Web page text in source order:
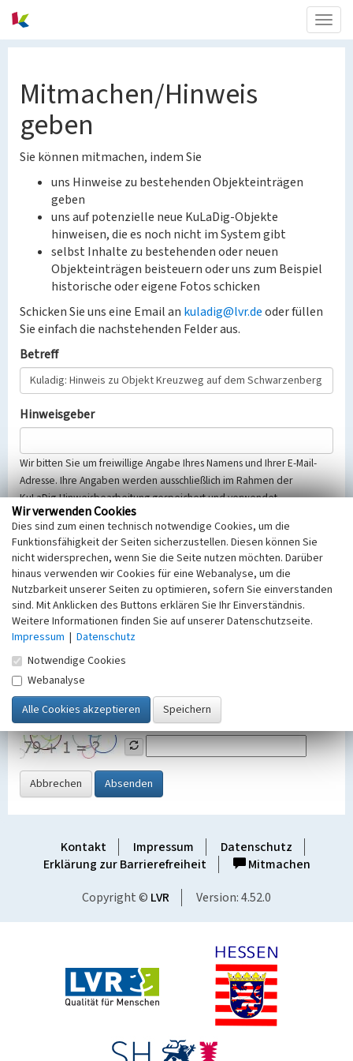
Mitmachen/Hinweis
geben
Sie können mitmachen, indem Sie
uns Hinweise zu bestehenden Objekteinträgen
geben
uns auf potenzielle neue KuLaDig-Objekte
hinweisen, die es noch nicht im System gibt
selbst Inhalte zu bestehenden oder neuen
Objekteinträgen beisteuern oder uns zum Beispiel
historische oder eigene Fotos schicken
Schicken Sie uns eine Email an kuladig@lvr.deoder füllen
Sie einfach die nachstehenden Felder aus.
Betreff
Hinweisgeber
Wir bitten Sie um freiwillige Angabe Ihres Namens und Ihrer E-Mail-
Adresse. Ihre Angaben werden ausschließlich im Rahmen der
KuLaDig-Hinweisbearbeitung gespeichert und verwendet.
Selbstverständlich werden diese entsprechend der Vorschriften des
Telemediengesetzes, des Datenschutzgesetzes NRW und der seit
dem 25.05.2018 gültigen Europäischen Datenschutzgrundverordnung
(EU-DSGVO) vertraulich behandelt, beachten Sie bitte unsere
Hinweise zumDatenschutz
Nachricht
SicherheitsabfrageTragen Sie unten das Rechenergebnis aus der
Grafik ein
Abbrechen Absenden
Kontakt Impressum
Datenschutz
Erklärung zur Barrierefreiheit
Mitmachen
Copyright © LVR Version: 4.52.0
Wir verwenden Cookies
Dies sind zum einen technisch notwendige Cookies, um die
Funktionsfähigkeit der Seiten sicherzustellen. Diesen können Sie
nicht widersprechen, wenn Sie die Seite nutzen möchten. Darüber
hinaus verwenden wir Cookies für eine Webanalyse, um die
Nutzbarkeit unserer Seiten zu optimieren, sofern Sie einverstanden
sind. Mit Anklicken des Buttons erklären Sie Ihr Einverständnis.
Weitere Informationen finden Sie auf unserer Datenschutzseite.
Impressum | Datenschutz
Notwendige Cookies
Webanalyse